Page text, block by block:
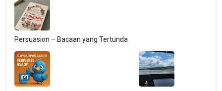
Persuasion – Bacaan yang Tertunda